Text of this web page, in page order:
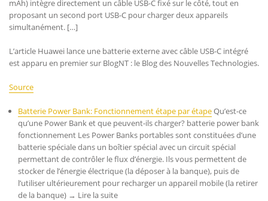
mAh) intègre directement un câble USB-C fixé sur le côté, tout en
proposant un second port USB-C pour charger deux appareils
simultanément. […]
L’article Huawei lance une batterie externe avec câble USB-C intégré
est apparu en premier sur BlogNT : le Blog des Nouvelles Technologies.
Source
Batterie Power Bank: Fonctionnement étape par étapeQu’est-ce
qu’une Power Bank et que peuvent-ils charger? batterie power bank
fonctionnement Les Power Banks portables sont constituées d’une
batterie spéciale dans un boîtier spécial avec un circuit spécial
permettant de contrôler le flux d’énergie. Ils vous permettent de
stocker de l’énergie électrique (la déposer à la banque), puis de
l’utiliser ultérieurement pour recharger un appareil mobile (la retirer
de la banque) → Lire la suite